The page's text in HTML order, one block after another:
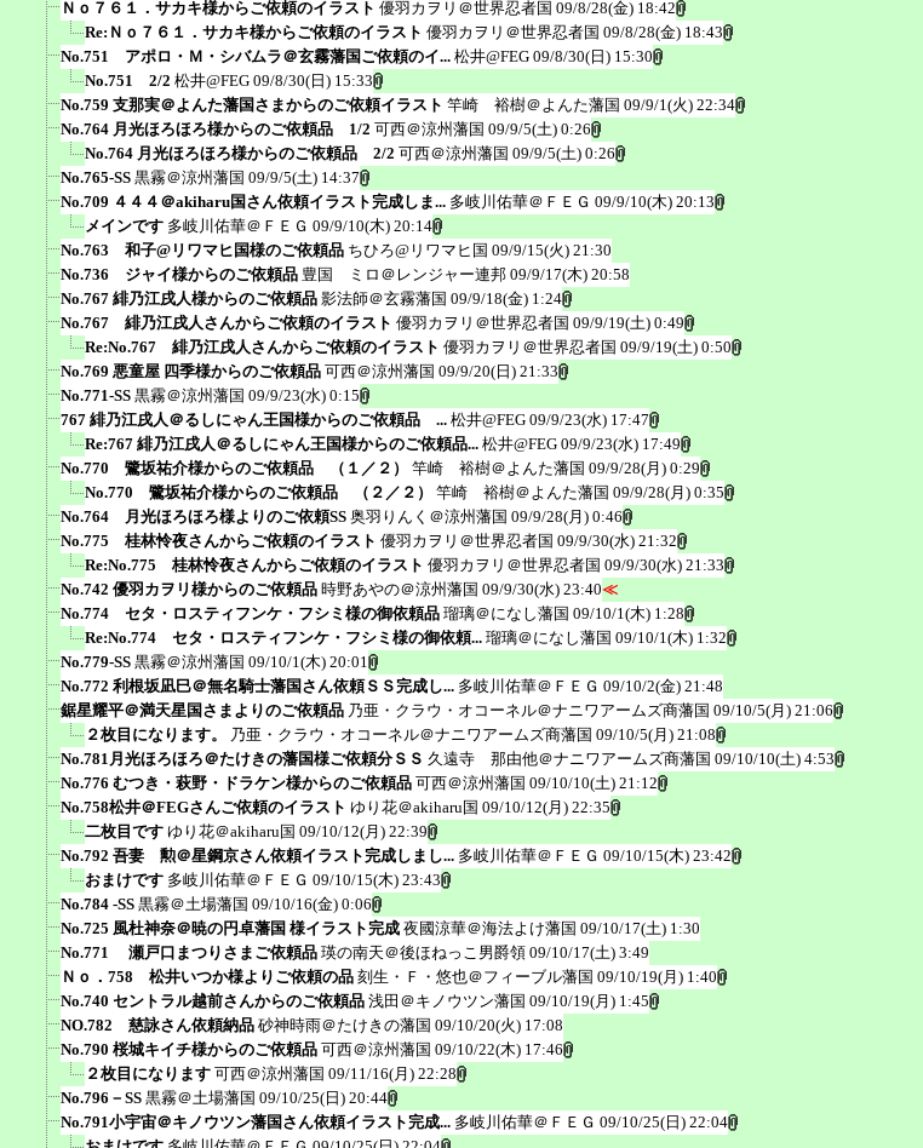
Ｎｏ７６１．サカキ様からご依頼のイラスト 優羽カヲリ＠世界忍者国 09/8/28(金) 18:42
Re:Ｎｏ７６１．サカキ様からご依頼のイラスト 優羽カヲリ＠世界忍者国 09/8/28(金) 18:43
No.751 アポロ・Ｍ・シバムラ＠玄霧藩国ご依頼のイ... 松井@FEG 09/8/30(日) 15:30
No.751 2/2 松井@FEG 09/8/30(日) 15:33
No.759 支那実＠よんた藩国さまからのご依頼イラスト 竿崎 裕樹＠よんた藩国 09/9/1(火) 22:34
No.764 月光ほろほろ様からのご依頼品 1/2 可西＠涼州藩国 09/9/5(土) 0:26
No.764 月光ほろほろ様からのご依頼品 2/2 可西＠涼州藩国 09/9/5(土) 0:26
No.765-SS 黒霧＠涼州藩国 09/9/5(土) 14:37
No.709 ４４４＠akiharu国さん依頼イラスト完成しま... 多岐川佑華＠ＦＥＧ 09/9/10(木) 20:13
メインです 多岐川佑華＠ＦＥＧ 09/9/10(木) 20:14
No.763 和子@リワマヒ国様のご依頼品 ちひろ@リワマヒ国 09/9/15(火) 21:30
No.736 ジャイ様からのご依頼品 豊国 ミロ＠レンジャー連邦 09/9/17(木) 20:58
No.767 緋乃江戌人様からのご依頼品 影法師＠玄霧藩国 09/9/18(金) 1:24
No.767 緋乃江戌人さんからご依頼のイラスト 優羽カヲリ＠世界忍者国 09/9/19(土) 0:49
Re:No.767 緋乃江戌人さんからご依頼のイラスト 優羽カヲリ＠世界忍者国 09/9/19(土) 0:50
No.769 悪童屋 四季様からのご依頼品 可西＠涼州藩国 09/9/20(日) 21:33
No.771-SS 黒霧＠涼州藩国 09/9/23(水) 0:15
767 緋乃江戌人＠るしにゃん王国様からのご依頼品 ... 松井@FEG 09/9/23(水) 17:47
Re:767 緋乃江戌人＠るしにゃん王国様からのご依頼品... 松井@FEG 09/9/23(水) 17:49
No.770 鷺坂祐介様からのご依頼品 （１／２）
竿崎 裕樹＠よんた藩国 09/9/28(月) 0:29
No.770 鷺坂祐介様からのご依頼品 （２／２）
竿崎 裕樹＠よんた藩国 09/9/28(月) 0:35
No.764 月光ほろほろ様よりのご依頼SS 奥羽りんく＠涼州藩国 09/9/28(月) 0:46
No.775 桂林怜夜さんからご依頼のイラスト 優羽カヲリ＠世界忍者国 09/9/30(水) 21:32
Re:No.775 桂林怜夜さんからご依頼のイラスト 優羽カヲリ＠世界忍者国 09/9/30(水) 21:33
No.742 優羽カヲリ様からのご依頼品 時野あやの＠涼州藩国 09/9/30(水) 23:40≪
No.774 セタ・ロスティフンケ・フシミ様の御依頼品 瑠璃＠になし藩国 09/10/1(木) 1:28
Re:No.774 セタ・ロスティフンケ・フシミ様の御依頼... 瑠璃＠になし藩国 09/10/1(木) 1:32
No.779-SS 黒霧＠涼州藩国 09/10/1(木) 20:01
No.772 利根坂凪巳＠無名騎士藩国さん依頼ＳＳ完成し... 多岐川佑華＠ＦＥＧ 09/10/2(金) 21:48
鋸星耀平＠満天星国さまよりのご依頼品 乃亜・クラウ・オコーネル＠ナニワアームズ商藩国 09/10/5(月) 21:06
２枚目になります。
乃亜・クラウ・オコーネル＠ナニワアームズ商藩国 09/10/5(月) 21:08
No.781月光ほろほろ＠たけきの藩国様ご依頼分ＳＳ 久遠寺 那由他＠ナニワアームズ商藩国 09/10/10(土) 4:53
No.776 むつき・萩野・ドラケン様からのご依頼品 可西＠涼州藩国 09/10/10(土) 21:12
No.758松井＠FEGさんご依頼のイラスト ゆり花＠akiharu国 09/10/12(月) 22:35
二枚目です ゆり花＠akiharu国 09/10/12(月) 22:39
No.792 吾妻 勲＠星鋼京さん依頼イラスト完成しまし... 多岐川佑華＠ＦＥＧ 09/10/15(木) 23:42
おまけです 多岐川佑華＠ＦＥＧ 09/10/15(木) 23:43
No.784 -SS 黒霧＠土場藩国 09/10/16(金) 0:06
No.725 風杜神奈＠暁の円卓藩国 様イラスト完成 夜國涼華＠海法よけ藩国 09/10/17(土) 1:30
No.771 瀬戸口まつりさまご依頼品 瑛の南天＠後ほねっこ男爵領 09/10/17(土) 3:49
Ｎｏ．758 松井いつか様よりご依頼の品 刻生・Ｆ・悠也＠フィーブル藩国 09/10/19(月) 1:40
No.740 セントラル越前さんからのご依頼品 浅田＠キノウツン藩国 09/10/19(月) 1:45
NO.782 慈詠さん依頼納品 砂神時雨＠たけきの藩国 09/10/20(火) 17:08
No.790 桜城キイチ様からのご依頼品 可西＠涼州藩国 09/10/22(木) 17:46
２枚目になります 可西＠涼州藩国 09/11/16(月) 22:28
No.796－SS 黒霧＠土場藩国 09/10/25(日) 20:44
No.791小宇宙＠キノウツン藩国さん依頼イラスト完成... 多岐川佑華＠ＦＥＧ 09/10/25(日) 22:04